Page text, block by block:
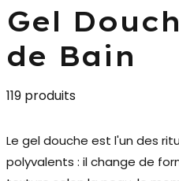
Gel
de Bain
119 produits
Le gel douche est l'un des
polyvalents : il change de